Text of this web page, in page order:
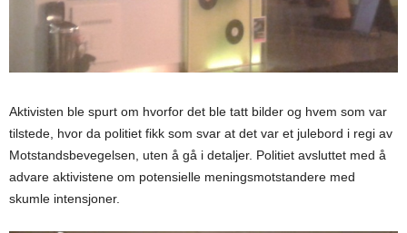
Aktivisten ble spurt om hvorfor det ble tatt bilder og hvem som var
tilstede, hvor da politiet fikk som svar at det var et julebord i regi av
Motstandsbevegelsen, uten å gå i detaljer. Politiet avsluttet med å
advare aktivistene om potensielle meningsmotstandere med
skumle intensjoner.